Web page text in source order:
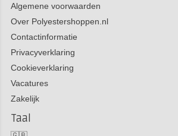
Algemene voorwaarden
Over Polyestershoppen.nl
Contactinformatie
Privacyverklaring
Cookieverklaring
Vacatures
Zakelijk
Taal